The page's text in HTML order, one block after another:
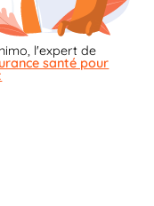
l'expert de
santé pour